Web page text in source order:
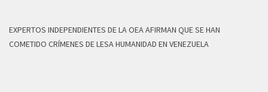
EXPERTOS INDEPENDIENTES DE LA OEA AFIRMAN QUE SE HAN
COMETIDO CRÍMENES DE LESA HUMANIDAD EN VENEZUELA